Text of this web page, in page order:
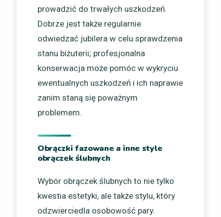
prowadzić do trwałych uszkodzeń.
Dobrze jest także regularnie
odwiedzać jubilera w celu sprawdzenia
stanu biżuterii; profesjonalna
konserwacja może pomóc w wykryciu
ewentualnych uszkodzeń i ich naprawie
zanim staną się poważnym
problemem.
Obrączki fazowane a inne style
obrączek ślubnych
Wybór obrączek ślubnych to nie tylko
kwestia estetyki, ale także stylu, który
odzwierciedla osobowość pary.